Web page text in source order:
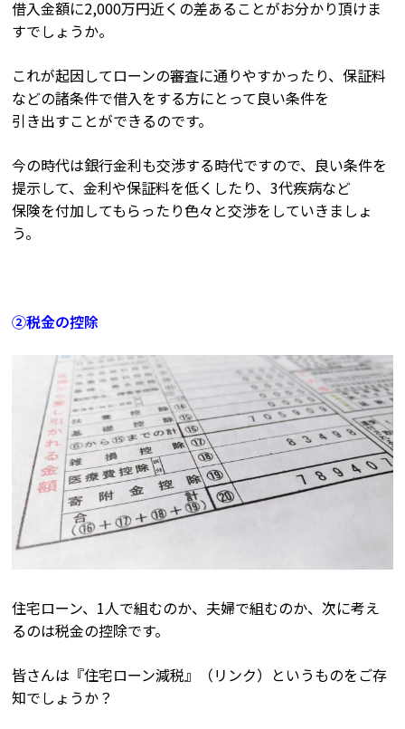
借入金額に2,000万円近くの差あることがお分かり頂けま
すでしょうか。
これが起因してローンの審査に通りやすかったり、保証料
などの諸条件で借入をする方にとって良い条件を
引き出すことができるのです。
今の時代は銀行金利も交渉する時代ですので、良い条件を
提示して、金利や保証料を低くしたり、3代疾病など
保険を付加してもらったり色々と交渉をしていきましょ
う。
②税金の控除
住宅ローン、1人で組むのか、夫婦で組むのか、次に考え
るのは税金の控除です。
皆さんは『住宅ローン減税』（リンク）というものをご存
知でしょうか？